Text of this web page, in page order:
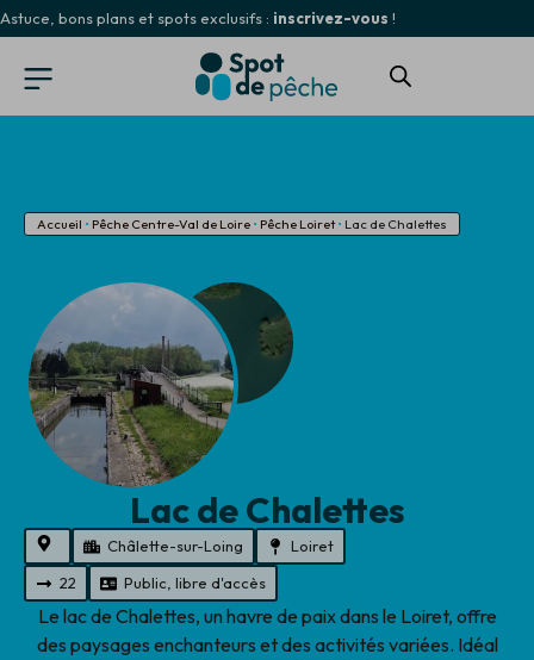
Astuce, bons plans et spots exclusifs : inscrivez-vous !
Accueil • Pêche Centre-Val de Loire • Pêche Loiret• Lac de Chalettes
Lac de Chalettes
Châlette-sur-Loing
Loiret
22
Public, libre d'accès
Le lac de Chalettes, un havre de paix dans le Loiret, offre
des paysages enchanteurs et des activités variées. Idéal